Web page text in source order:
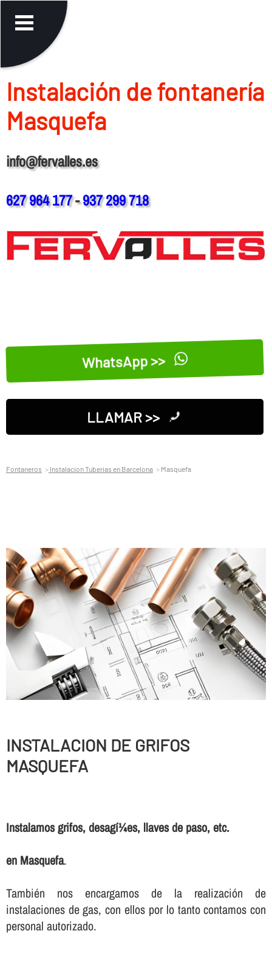
Instalación de fontanerí­a
Masquefa
info@fervalles.es
627 964 177-937 299 718
WhatsApp >>
LLAMAR >>
Fontaneros Instalacion Tuberias en Barcelona Masquefa
INSTALACION DE GRIFOS
MASQUEFA
Instalamos grifos, desagí¼es, llaves de paso, etc.
en Masquefa.
También nos encargamos de la realización de
instalaciones de gas, con ellos por lo tanto contamos con
personal autorizado.